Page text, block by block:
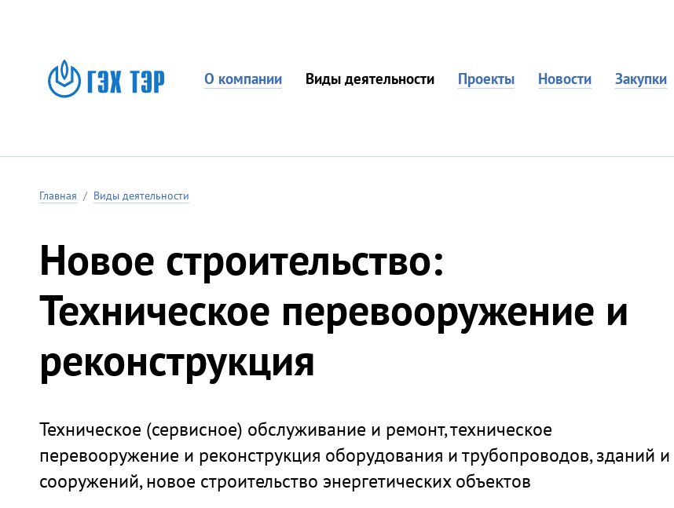
О компании Виды деятельности Проекты Новости Закупки
Главная / Виды деятельности
Новое строительство:
Техническое перевооружение и
реконструкция
Техническое (сервисное) обслуживание и ремонт, техническое
перевооружение и реконструкция оборудования и трубопроводов, зданий и
сооружений, новое строительство энергетических объектов